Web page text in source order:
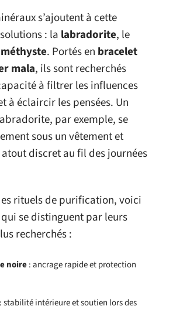
s’ajoutent à cette
: la labradorite, le
. Portés en bracelet
mala, ils sont recherchés
à filtrer les influences
à éclaircir les pensées. Un
par exemple, se
sous un vêtement et
discret au fil des journées
rituels de purification, voici
se distinguent par leurs
recherchés :
noire: ancrage rapide et protection
: stabilité intérieure et soutien lors des